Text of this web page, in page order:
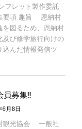
フレット製作委託
要項 趣旨 恩納村
を図るため、恩納村
及び修学旅行向けの
込んだ情報発信ツ
員募集!!
6月8日
観光協会 一般社